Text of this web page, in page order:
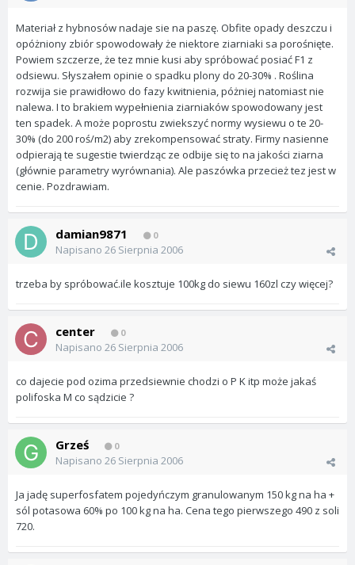
Materiał z hybnosów nadaje sie na paszę. Obfite opady deszczu i
opóżniony zbiór spowodowały że niektore ziarniaki sa porośnięte.
Powiem szczerze, że tez mnie kusi aby spróbować posiać F1 z
odsiewu. Słyszałem opinie o spadku plony do 20-30% . Roślina
rozwija sie prawidłowo do fazy kwitnienia, póżniej natomiast nie
nalewa. I to brakiem wypełnienia ziarniaków spowodowany jest
ten spadek. A może poprostu zwiekszyć normy wysiewu o te 20-
30% (do 200 roś/m2) aby zrekompensować straty. Firmy nasienne
odpierają te sugestie twierdząc ze odbije się to na jakości ziarna
(głównie parametry wyrównania). Ale paszówka przecież tez jest w
cenie. Pozdrawiam.
damian9871 0
Napisano 26 Sierpnia 2006
trzeba by spróbować.ile kosztuje 100kg do siewu 160zl czy więcej?
center 0
Napisano 26 Sierpnia 2006
co dajecie pod ozima przedsiewnie chodzi o P K itp może jakaś
polifoska M co sądzicie ?
Grześ 0
Napisano 26 Sierpnia 2006
Ja jadę superfosfatem pojedyńczym granulowanym 150 kg na ha +
sól potasowa 60% po 100 kg na ha. Cena tego pierwszego 490 z soli
720.